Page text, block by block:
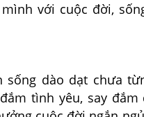
với cuộc đời,
dào dạt chưa
tình yêu, say đắm